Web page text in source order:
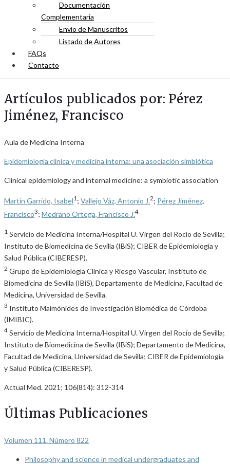
Documentación
Complementaria
Envío de Manuscritos
Listado de Autores
FAQs
Contacto
Artículos publicados por: Pérez
Jiménez, Francisco
Aula de Medicina Interna
Epidemiología clínica y medicina interna: una asociación simbiótica
Clinical epidemiology and internal medicine: a symbiotic association
Martín Garrido, Isabel1 ; Vallejo Váz, Antonio J.2; Pérez Jiménez,
Francisco3; Medrano Ortega, Francisco J.4
1 Servicio de Medicina Interna/Hospital U. Virgen del Rocío de Sevilla;
Instituto de Biomedicina de Sevilla (IBiS); CIBER de Epidemiología y
Salud Pública (CIBERESP).
2 Grupo de Epidemiología Clínica y Riesgo Vascular, Instituto de
Biomedicina de Sevilla (IBiS), Departamento de Medicina, Facultad de
Medicina, Universidad de Sevilla.
3 Instituto Maimónides de Investigación Biomédica de Córdoba
(IMIBIC).
4 Servicio de Medicina Interna/Hospital U. Virgen del Rocío de Sevilla;
Instituto de Biomedicina de Sevilla (IBiS); Departamento de Medicina,
Facultad de Medicina, Universidad de Sevilla; CIBER de Epidemiología
y Salud Pública (CIBERESP).
Actual Med. 2021; 106(814): 312-314
Últimas Publicaciones
Volumen 111. Número 822
Philosophy and science in medical undergraduates and